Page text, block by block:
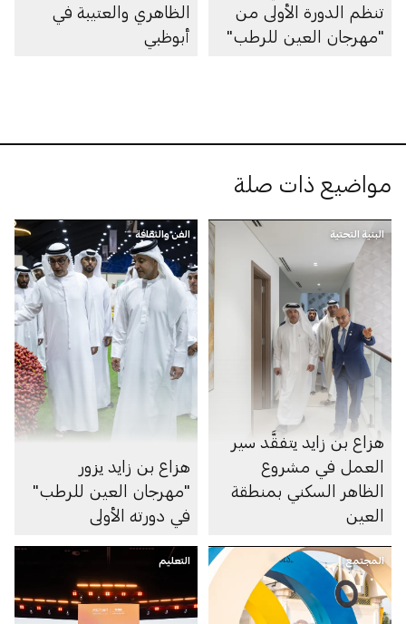
تنظم الدورة الأولى من
"مهرجان العين للرطب"
الظاهري والعتيبة في
أبوظبي
مواضيع ذات صلة
البنية التحتية
هزاع بن زايد يتفقَّد سير
العمل في مشروع
الظاهر السكني بمنطقة
العين
الفن والثقافة
هزاع بن زايد يزور
"مهرجان العين للرطب"
في دورته الأولى
المجتمع التعليم